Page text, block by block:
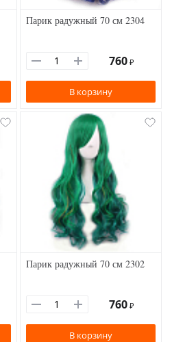
Парик радужный 70 см 2304
760 ₽
В корзину
Парик радужный 70 см 2302
760 ₽
В корзину